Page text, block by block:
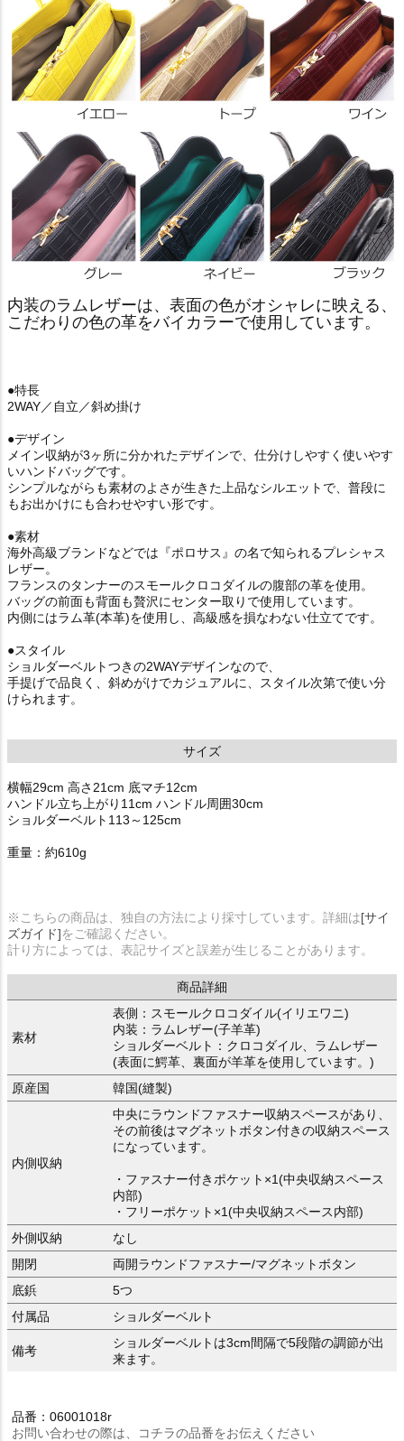
内装のラムレザーは、表面の色がオシャレに映える、
こだわりの色の革をバイカラーで使用しています。
●特長
2WAY／自立／斜め掛け
●デザイン
メイン収納が3ヶ所に分かれたデザインで、仕分けしやすく使いやす
いハンドバッグです。
シンプルながらも素材のよさが生きた上品なシルエットで、普段に
もお出かけにも合わせやすい形です。
●素材
海外高級ブランドなどでは『ポロサス』の名で知られるプレシャス
レザー。
フランスのタンナーのスモールクロコダイルの腹部の革を使用。
バッグの前面も背面も贅沢にセンター取りで使用しています。
内側にはラム革(本革)を使用し、高級感を損なわない仕立てです。
●スタイル
ショルダーベルトつきの2WAYデザインなので、
手提げで品良く、斜めがけでカジュアルに、スタイル次第で使い分
けられます。
サイズ
横幅29cm 高さ21cm 底マチ12cm
ハンドル立ち上がり11cm ハンドル周囲30cm
ショルダーベルト113～125cm
重量：約610g
※こちらの商品は、独自の方法により採寸しています。詳細は[サイ
ズガイド]をご確認ください。
計り方によっては、表記サイズと誤差が生じることがあります。
商品詳細
素材
表側：スモールクロコダイル(イリエワニ)
内装：ラムレザー(子羊革)
ショルダーベルト：クロコダイル、ラムレザー
(表面に鰐革、裏面が羊革を使用しています。)
原産国
韓国(縫製)
内側収納
中央にラウンドファスナー収納スペースがあり、
その前後はマグネットボタン付きの収納スペース
になっています。
・ファスナー付きポケット×1(中央収納スペース
内部)
・フリーポケット×1(中央収納スペース内部)
外側収納
なし
開閉
両開ラウンドファスナー/マグネットボタン
底鋲
5つ
付属品
ショルダーベルト
備考
ショルダーベルトは3cm間隔で5段階の調節が出
来ます。
品番：06001018r
お問い合わせの際は、コチラの品番をお伝えください